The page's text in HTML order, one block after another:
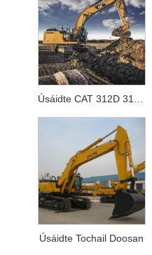
Úsáidte CAT 312D 312 Tochaltóir
Úsáidte Tochail Doosan